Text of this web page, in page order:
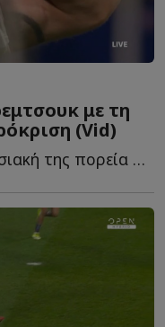
με τη
(Vid)
Η Λανς συνέχισε την εντυπωσιακή της πορεία σε πρωτάθλημα κ...